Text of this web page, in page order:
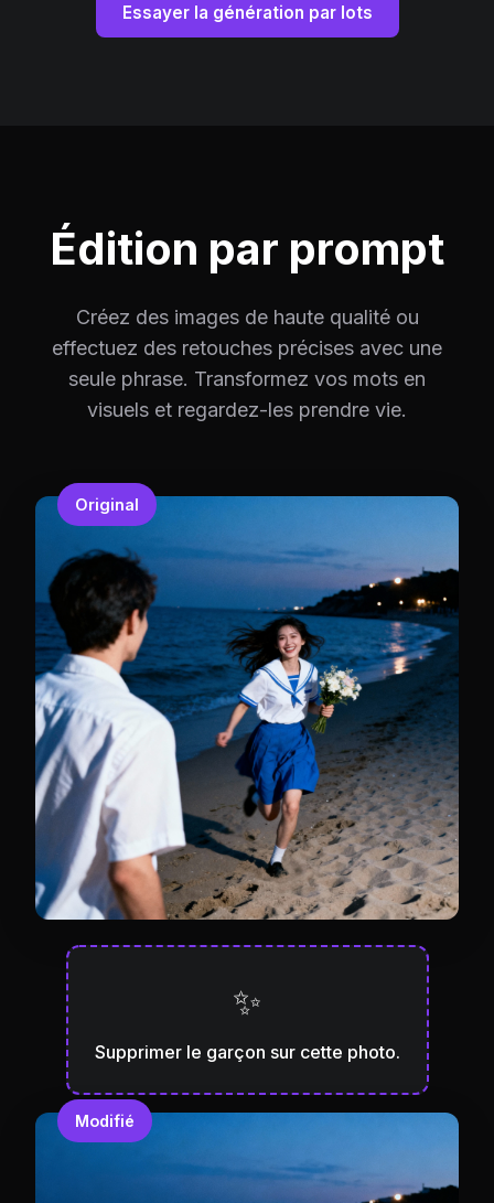
Essayer la génération par lots
Édition par prompt
Créez des images de haute qualité ou
effectuez des retouches précises avec une
seule phrase. Transformez vos mots en
visuels et regardez-les prendre vie.
Original
✨
Supprimer le garçon sur cette photo.
Modifié